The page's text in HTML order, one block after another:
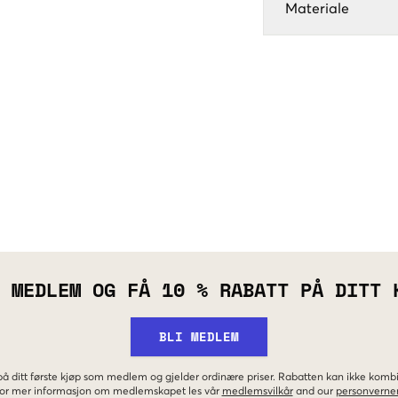
Materiale
OG FÅ 10 % RABATT PÅ DITT
BLI MEDLEM
ditt første kjøp som medlem og gjelder ordinære priser. Rabatten kan ikke
mer informasjon om medlemskapet les vår medlemsvilkår and our